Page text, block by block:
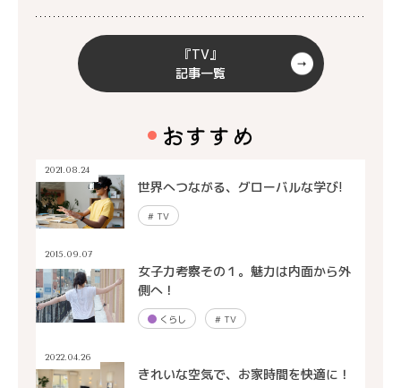
『TV』
記事一覧
おすすめ
2021.08.24
世界へつながる、グローバルな学び!
#TV
2015.09.07
女子力考察その１。魅力は内面から外
側へ！
くらし #TV
2022.04.26
きれいな空気で、お家時間を快適に！